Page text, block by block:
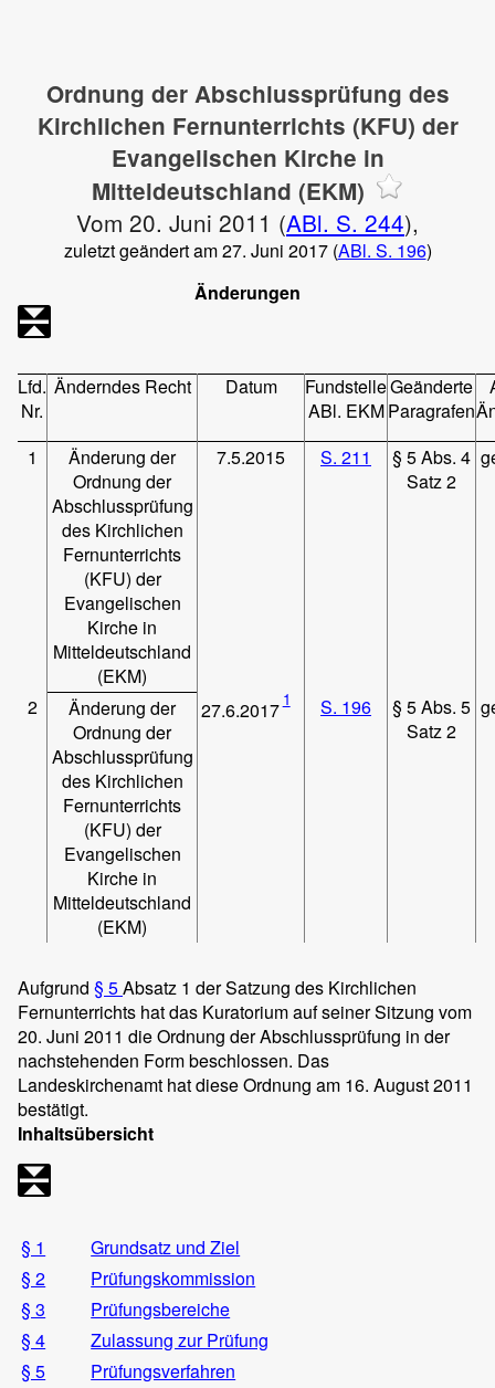
Ordnung der Abschlussprüfung des
Kirchlichen Fernunterrichts (KFU) der
Evangelischen Kirche in
Mitteldeutschland (EKM)
Vom 20. Juni 2011 (ABl. S. 244),
zuletzt geändert am 27. Juni 2017 (ABl. S. 196)
Änderungen
Lfd.
Nr.
Änderndes Recht Datum
Fundstelle
ABl. EKM
Geänderte
Paragrafen
1
Änderung der
Ordnung der
Abschlussprüfung
des Kirchlichen
Fernunterrichts
(KFU) der
Evangelischen
Kirche in
Mitteldeutschland
(EKM)
7.5.2015 S. 211
§ 5 Abs. 4
Satz 2
2
Änderung der
Ordnung der
Abschlussprüfung
des Kirchlichen
Fernunterrichts
(KFU) der
Evangelischen
Kirche in
Mitteldeutschland
(EKM)
27.6.2017 1 S. 196
§ 5 Abs. 5
Satz 2
Aufgrund § 5Absatz 1 der Satzung des Kirchlichen
Fernunterrichts hat das Kuratorium auf seiner Sitzung vom
20. Juni 2011 die Ordnung der Abschlussprüfung in der
nachstehenden Form beschlossen. Das
Landeskirchenamt hat diese Ordnung am 16. August 2011
bestätigt.
Inhaltsübersicht
§ 1
Grundsatz und Ziel
§ 2
Prüfungskommission
§ 3
Prüfungsbereiche
§ 4
Zulassung zur Prüfung
§ 5
Prüfungsverfahren